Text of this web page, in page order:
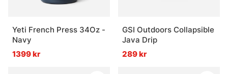
Yeti French Press 34Oz -
Navy
1399 kr
GSI Outdoors Collapsible
Java Drip
289 kr